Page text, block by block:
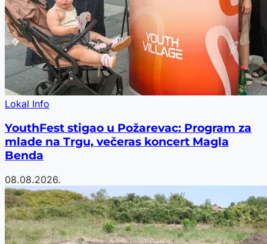
Lokal Info
YouthFest stigao u Požarevac: Program za
mlade na Trgu, večeras koncert Magla
Benda
08.08.2026.